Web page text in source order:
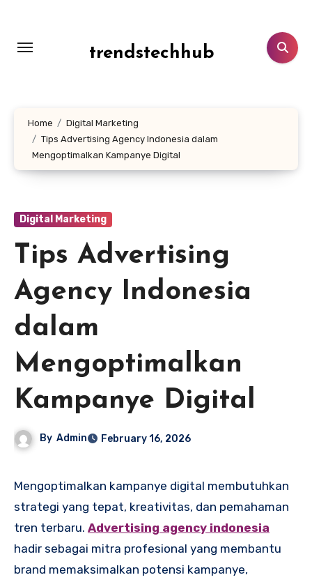
content
trendstechhub
Home
Digital Marketing
Tips Advertising Agency Indonesia dalam
Mengoptimalkan Kampanye Digital
Digital Marketing
Tips Advertising
Agency Indonesia
dalam
Mengoptimalkan
Kampanye Digital
By Admin February 16, 2026
Mengoptimalkan kampanye digital membutuhkan
strategi yang tepat, kreativitas, dan pemahaman
tren terbaru. Advertising agency indonesia
hadir sebagai mitra profesional yang membantu
brand memaksimalkan potensi kampanye,